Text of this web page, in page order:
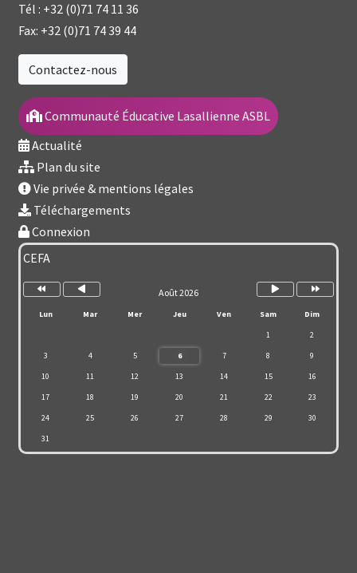
Tél : +32 (0)71 74 11 36
Fax: +32 (0)71 74 39 44
Contactez-nous
Communauté Éducative Lasallienne ASBL
Actualité
Plan du site
Vie privée & mentions légales
Téléchargements
Connexion
CEFA
Année
précédente
Mois
précédent
suivante
suivant
Août 2026
Lun Mar Mer Jeu Ven Sam
Dim
1
2
3
4 5 6 7 8
9
10
11 12 13 14 15
16
17
18 19 20 21 22
23
24
25 26 27 28 29
30
31